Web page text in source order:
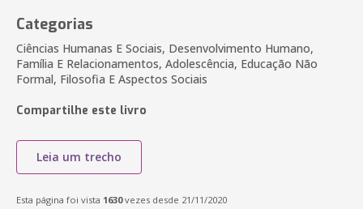
Categorias
Ciências Humanas E Sociais, Desenvolvimento Humano,
Família E Relacionamentos, Adolescência, Educação Não
Formal, Filosofia E Aspectos Sociais
Compartilhe este livro
Leia um trecho
Esta página foi vista 1630vezes desde 21/11/2020